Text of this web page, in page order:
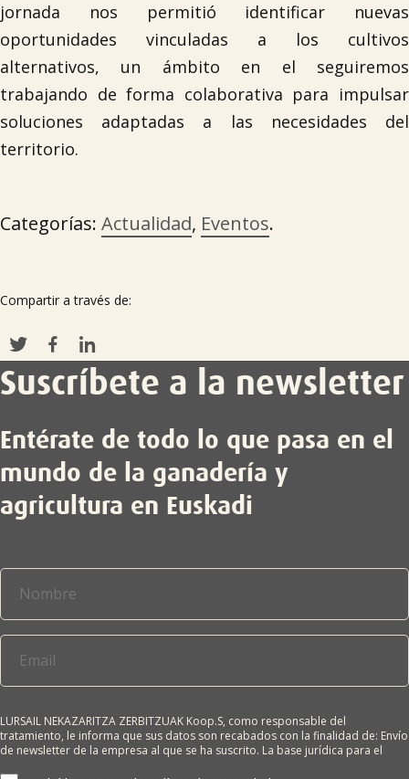
jornada nos permitió identificar nuevas
oportunidades vinculadas a los cultivos
alternativos, un ámbito en el seguiremos
trabajando de forma colaborativa para impulsar
soluciones adaptadas a las necesidades del
territorio.
Categorías: Actualidad, Eventos.
Compartir a través de:
Suscríbete a la newsletter
Entérate de todo lo que pasa en el
mundo de la ganadería y
agricultura en Euskadi
LURSAIL NEKAZARITZA ZERBITZUAK Koop.S, como responsable del
tratamiento, le informa que sus datos son recabados con la finalidad de: Envío
de newsletter de la empresa al que se ha suscrito. La base jurídica para el